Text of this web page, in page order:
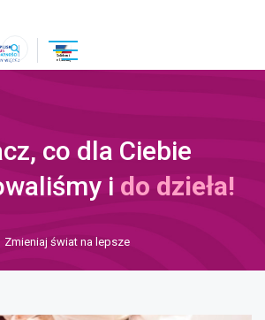
uwaga, link otwiera się w nowej
nawigacja
strony
szukaj
na
menu
co dla Ciebie
i do dzieła!
Zmieniaj świat na lepsze